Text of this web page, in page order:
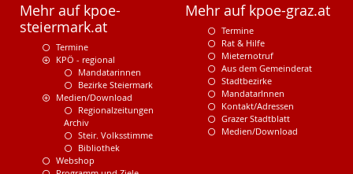
Mehr auf kpoe-
steiermark.at
Termine
KPÖ - regional
Mandatarinnen
Bezirke Steiermark
Medien/Download
Regionalzeitungen
Archiv
Steir. Volksstimme
Bibliothek
Webshop
Mehr auf kpoe-graz.at
Termine
Rat & Hilfe
Mieternotruf
Aus dem Gemeinderat
Stadtbezirke
MandatarInnen
Kontakt/Adressen
Grazer Stadtblatt
Medien/Download